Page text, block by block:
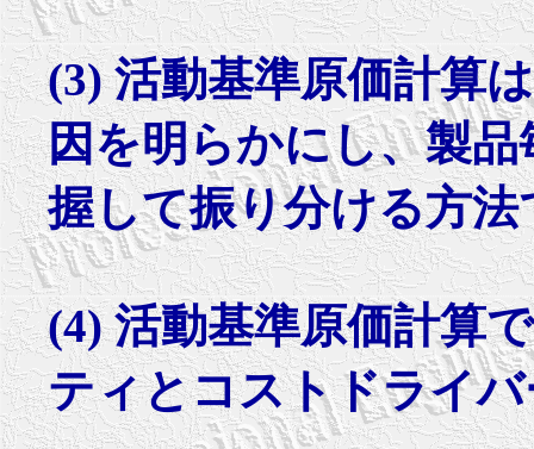
(3) 活動基準原価計算
因を明らかにし、製
握して振り分ける方法
(4) 活動基準原価計算
ティとコストドライ